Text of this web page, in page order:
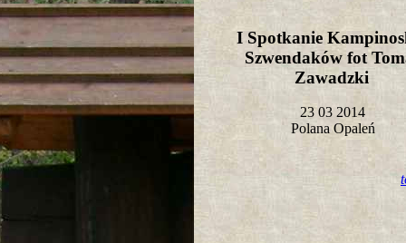
I Spotkanie
Szwendaków fot
Zawadzki
23 03 2014
Polana Opaleń